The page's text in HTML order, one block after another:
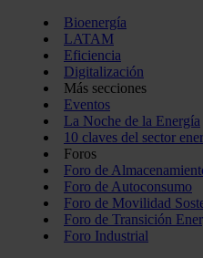
Bioenergía
LATAM
Eficiencia
Digitalización
Más secciones
Eventos
La Noche de la Energía
10 claves del sector
Foros
Foro de
Foro de Autoconsumo
Foro de Movilidad
Foro de Transición
Foro Industrial